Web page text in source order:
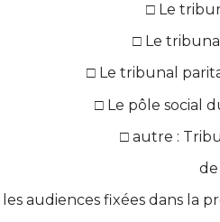
□ Le
□ Le
□ Le tribunal
□ Le pôle social
□ autre :
de
audiences fixées dans la